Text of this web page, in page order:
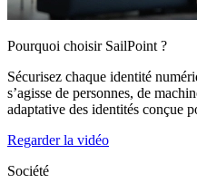
Pourquoi choisir SailPoint ?
Sécurisez chaque identité
s’agisse de personnes, de
adaptative des identités conçue
Regarder la vidéo
Société